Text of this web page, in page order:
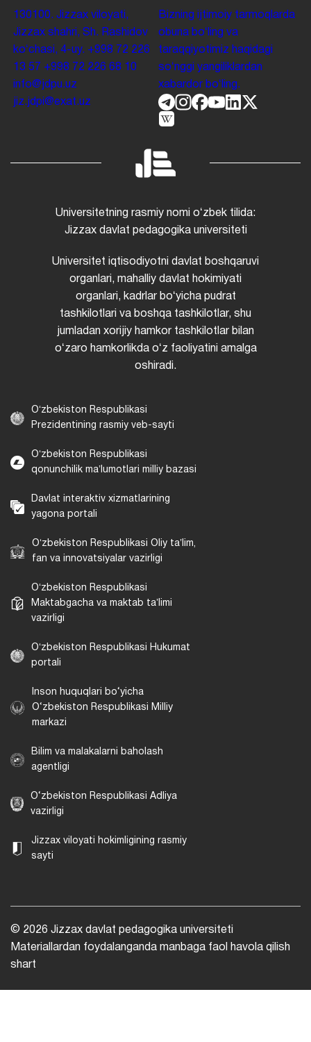
130100. Jizzax viloyati,
Jizzax shahri, Sh. Rashidov
koʻchasi, 4-uy. +998 72 226
13 57 +998 72 226 68 10
info@jdpu.uz
jiz.jdpi@exat.uz
Bizning ijtimoiy tarmoqlarda
obuna boʻling va
taraqqiyotimiz haqidagi
soʻnggi yangiliklardan
xabardor boʻling.
Universitetning rasmiy nomi oʻzbek tilida:
Jizzax davlat pedagogika universiteti
Universitet iqtisodiyotni davlat boshqaruvi
organlari, mahalliy davlat hokimiyati
organlari, kadrlar boʻyicha pudrat
tashkilotlari va boshqa tashkilotlar, shu
jumladan xorijiy hamkor tashkilotlar bilan
oʻzaro hamkorlikda oʻz faoliyatini amalga
oshiradi.
Oʻzbekiston Respublikasi
Prezidentining rasmiy veb-sayti
Oʻzbekiston Respublikasi
qonunchilik maʼlumotlari milliy bazasi
Davlat interaktiv xizmatlarining
yagona portali
Oʻzbekiston Respublikasi Oliy taʼlim,
fan va innovatsiyalar vazirligi
Oʻzbekiston Respublikasi
Maktabgacha va maktab taʼlimi
vazirligi
Oʻzbekiston Respublikasi Hukumat
portali
Inson huquqlari bo‘yicha
O‘zbekiston Respublikasi Milliy
markazi
Bilim va malakalarni baholash
agentligi
O‘zbekiston Respublikasi Adliya
vazirligi
Jizzax viloyati hokimligining rasmiy
sayti
© 2026 Jizzax davlat pedagogika universiteti
Materiallardan foydalanganda manbaga faol havola qilish
shart